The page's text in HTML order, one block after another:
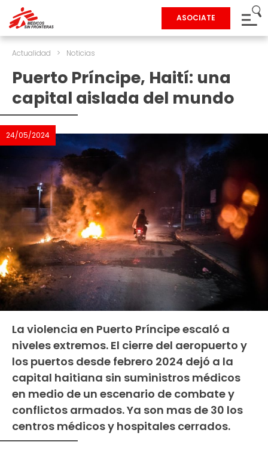
ASOCIATE
Actualidad > Noticias
Puerto Príncipe, Haití: una
capital aislada del mundo
24/05/2024
La violencia en Puerto Príncipe escaló a
niveles extremos. El cierre del aeropuerto y
los puertos desde febrero 2024 dejó a la
capital haitiana sin suministros médicos
en medio de un escenario de combate y
conflictos armados. Ya son mas de 30 los
centros médicos y hospitales cerrados.